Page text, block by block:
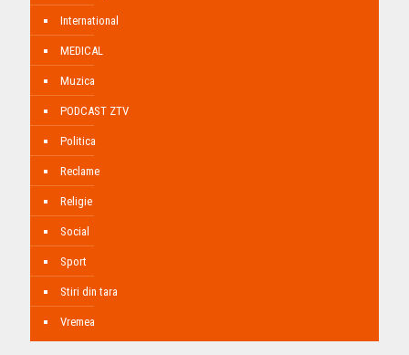
International
MEDICAL
Muzica
PODCAST ZTV
Politica
Reclame
Religie
Social
Sport
Stiri din tara
Vremea